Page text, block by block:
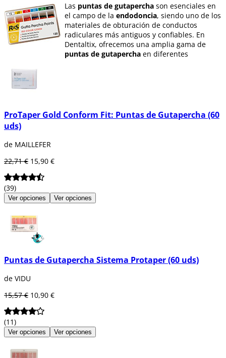
Las puntas de gutapercha son esenciales en
el campo de la endodoncia, siendo uno de los
materiales de obturación de conductos
radiculares más antiguos y confiables. En
Dentaltix, ofrecemos una amplia gama de
puntas de gutapercha en diferentes
su uso con sistemas rotatorios de limas
puntas accesorias
maestraen tratamientos endodónticos.
ProTaper Gold Conform Fit: Puntas de Gutapercha (60
uds)
de MAILLEFER
22,71 € 15,90 €
(39)
Ver opciones Ver opciones
Puntas de Gutapercha Sistema Protaper (60 uds)
de VIDU
15,57 € 10,90 €
(11)
Ver opciones Ver opciones